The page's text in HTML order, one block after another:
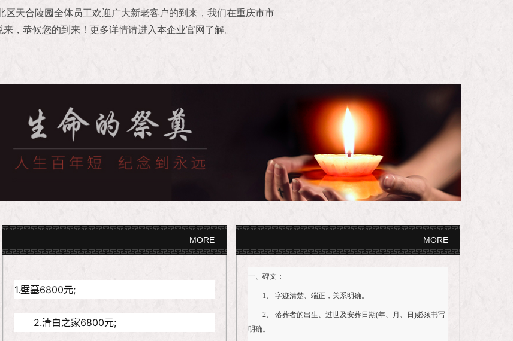
区天合陵园全体员工欢迎广大新老客户的到来，我们在重庆市市
，恭候您的到来！更多详情请进入本企业官网了解。
MORE
1.壁墓6800元;
2.清白之家6800元;
MORE
一、碑文：
1、 字迹清楚、端正，关系明确。
2、 落葬者的出生、过世及安葬日期(年、月、日)必须书写
明确。